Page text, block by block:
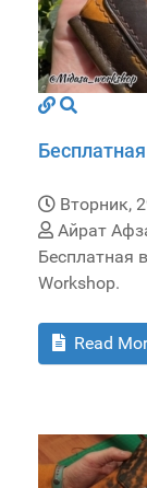
Вторник,
Айрат
Бесплатная
Workshop.
Read